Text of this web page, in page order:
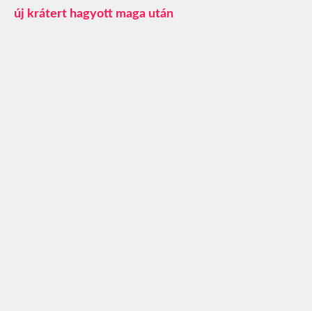
új krátert hagyott maga után